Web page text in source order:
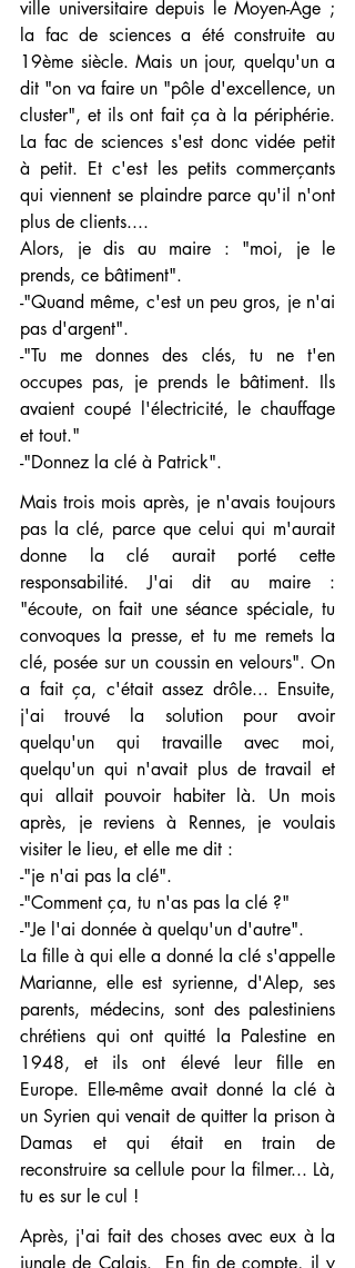
ville universitaire depuis le Moyen-Âge ;
la fac de sciences a été construite au
19ème siècle. Mais un jour, quelqu'un a
dit "on va faire un "pôle d'excellence, un
cluster", et ils ont fait ça à la périphérie.
La fac de sciences s'est donc vidée petit
à petit. Et c'est les petits commerçants
qui viennent se plaindre parce qu'il n'ont
plus de clients....
Alors, je dis au maire : "moi, je le
prends, ce bâtiment".
-"Quand même, c'est un peu gros, je n'ai
pas d'argent".
-"Tu me donnes des clés, tu ne t'en
occupes pas, je prends le bâtiment. Ils
avaient coupé l'électricité, le chauffage
et tout."
-"Donnez la clé à Patrick".
Mais trois mois après, je n'avais toujours
pas la clé, parce que celui qui m'aurait
donne la clé aurait porté cette
responsabilité. J'ai dit au maire :
"écoute, on fait une séance spéciale, tu
convoques la presse, et tu me remets la
clé, posée sur un coussin en velours". On
a fait ça, c'était assez drôle... Ensuite,
j'ai trouvé la solution pour avoir
quelqu'un qui travaille avec moi,
quelqu'un qui n'avait plus de travail et
qui allait pouvoir habiter là. Un mois
après, je reviens à Rennes, je voulais
visiter le lieu, et elle me dit :
-"je n'ai pas la clé".
-"Comment ça, tu n'as pas la clé ?"
-"Je l'ai donnée à quelqu'un d'autre".
La fille à qui elle a donné la clé s'appelle
Marianne, elle est syrienne, d'Alep, ses
parents, médecins, sont des palestiniens
chrétiens qui ont quitté la Palestine en
1948, et ils ont élevé leur fille en
Europe. Elle-même avait donné la clé à
un Syrien qui venait de quitter la prison à
Damas et qui était en train de
reconstruire sa cellule pour la filmer... Là,
tu es sur le cul !
Après, j'ai fait des choses avec eux à la
jungle de Calais.  En fin de compte, il y